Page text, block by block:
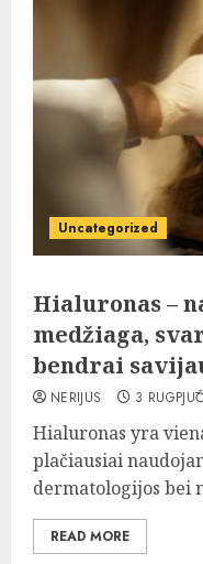
Uncategorized
Hialuronas –
medžiaga,
bendrai
NERIJUS 3
Hialuronas yra
plačiausiai
dermatologijos bei
READ MORE